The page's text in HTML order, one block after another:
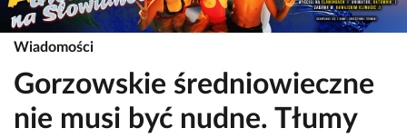
Wiadomości
Gorzowskie średniowieczne
nie musi być nudne. Tłumy